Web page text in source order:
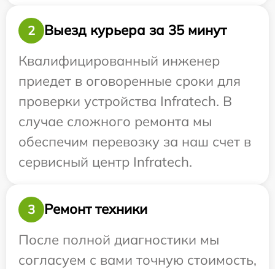
2
Выезд курьера за 35 минут
Квалифицированный инженер
приедет в оговоренные сроки для
проверки устройства Infratech. В
случае сложного ремонта мы
обеспечим перевозку за наш счет в
сервисный центр Infratech.
3
Ремонт техники
После полной диагностики мы
согласуем с вами точную стоимость,